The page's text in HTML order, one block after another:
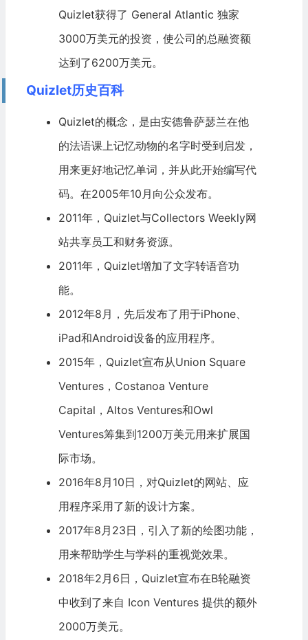
Quizlet获得了 General Atlantic 独家
3000万美元的投资，使公司的总融资额
达到了6200万美元。
Quizlet历史百科
Quizlet的概念，是由安德鲁萨瑟兰在他
的法语课上记忆动物的名字时受到启发，
用来更好地记忆单词，并从此开始编写代
码。在2005年10月向公众发布。
2011年，Quizlet与Collectors Weekly网
站共享员工和财务资源。
2011年，Quizlet增加了文字转语音功
能。
2012年8月，先后发布了用于iPhone、
iPad和Android设备的应用程序。
2015年，Quizlet宣布从Union Square
Ventures，Costanoa Venture
Capital，Altos Ventures和Owl
Ventures筹集到1200万美元用来扩展国
际市场。
2016年8月10日，对Quizlet的网站、应
用程序采用了新的设计方案。
2017年8月23日，引入了新的绘图功能，
用来帮助学生与学科的重视觉效果。
2018年2月6日，Quizlet宣布在B轮融资
中收到了来自 Icon Ventures 提供的额外
2000万美元。